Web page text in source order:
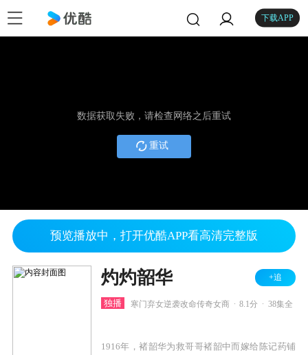
下载APP
数据获取失败，请检查网络之后重试
重试
预览播放中，打开优酷APP看高清完整版
灼灼韶华 +追
独播 寒门弃女逆袭改命传奇女商 8.1分 38集全
1916年，褚韶华为救哥哥褚韶中而嫁给陈记药铺